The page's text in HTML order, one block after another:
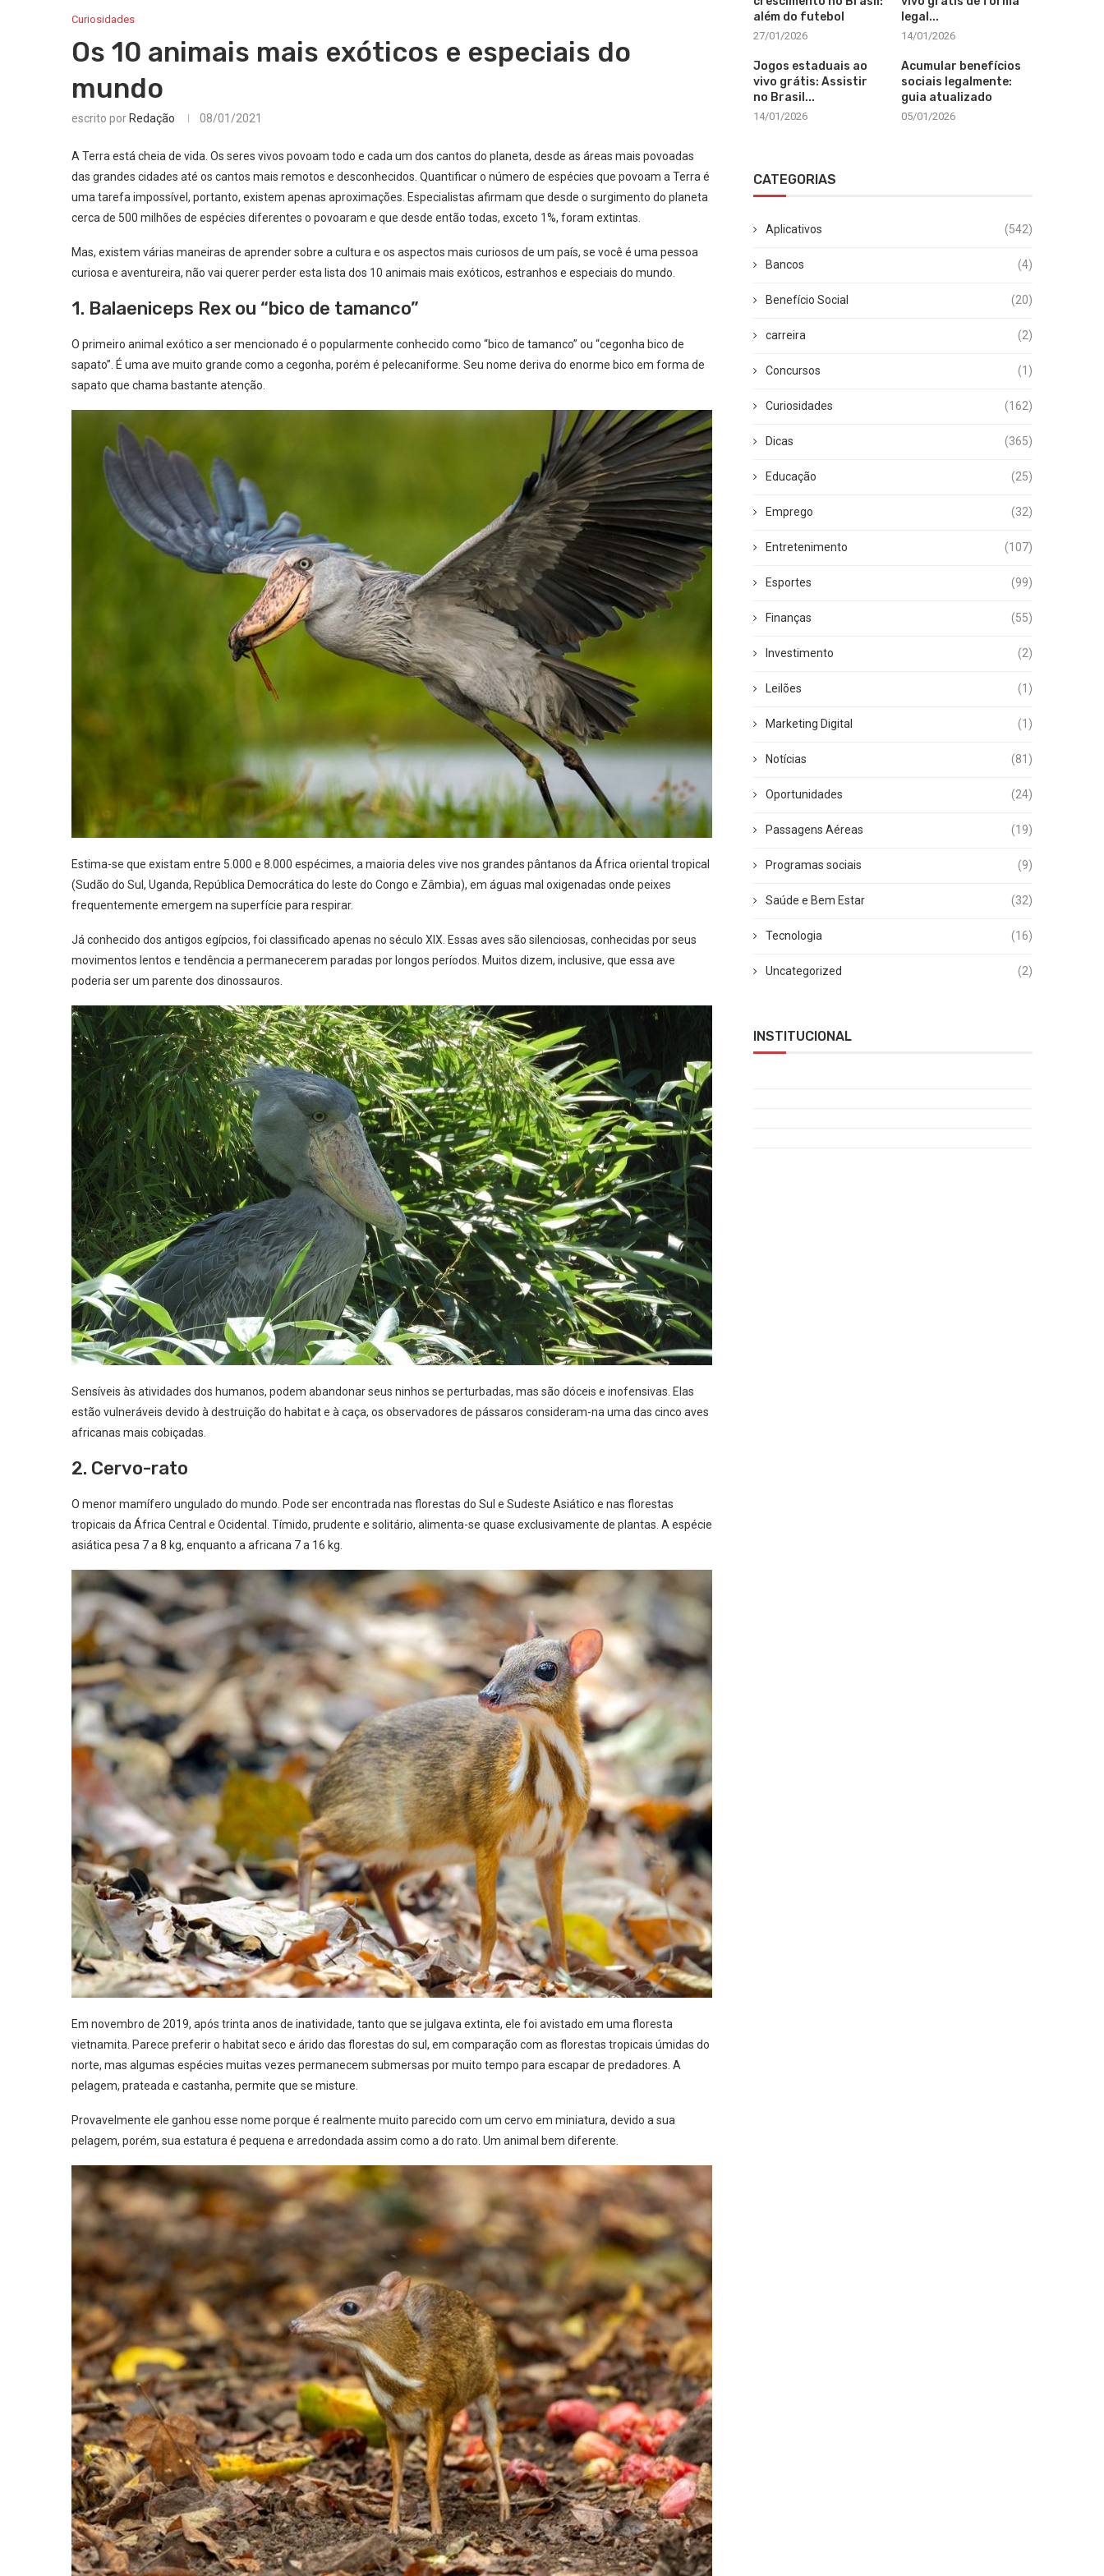
Curiosidades
Os 10 animais mais exóticos e especiais do
mundo
escrito por Redação 08/01/2021
A Terra está cheia de vida. Os seres vivos povoam todo e cada um dos cantos do planeta, desde as áreas mais povoadas
das grandes cidades até os cantos mais remotos e desconhecidos. Quantificar o número de espécies que povoam a Terra é
uma tarefa impossível, portanto, existem apenas aproximações. Especialistas afirmam que desde o surgimento do planeta
cerca de 500 milhões de espécies diferentes o povoaram e que desde então todas, exceto 1%, foram extintas.
Mas, existem várias maneiras de aprender sobre a cultura e os aspectos mais curiosos de um país, se você é uma pessoa
curiosa e aventureira, não vai querer perder esta lista dos 10 animais mais exóticos, estranhos e especiais do mundo.
1. Balaeniceps Rex ou “bico de tamanco”
O primeiro animal exótico a ser mencionado é o popularmente conhecido como “bico de tamanco” ou “cegonha bico de
sapato”. É uma ave muito grande como a cegonha, porém é pelecaniforme. Seu nome deriva do enorme bico em forma de
sapato que chama bastante atenção.
Estima-se que existam entre 5.000 e 8.000 espécimes, a maioria deles vive nos grandes pântanos da África oriental tropical
(Sudão do Sul, Uganda, República Democrática do leste do Congo e Zâmbia), em águas mal oxigenadas onde peixes
frequentemente emergem na superfície para respirar.
Já conhecido dos antigos egípcios, foi classificado apenas no século XIX. Essas aves são silenciosas, conhecidas por seus
movimentos lentos e tendência a permanecerem paradas por longos períodos. Muitos dizem, inclusive, que essa ave
poderia ser um parente dos dinossauros.
Sensíveis às atividades dos humanos, podem abandonar seus ninhos se perturbadas, mas são dóceis e inofensivas. Elas
estão vulneráveis devido à destruição do habitat e à caça, os observadores de pássaros consideram-na uma das cinco aves
africanas mais cobiçadas.
2. Cervo-rato
O menor mamífero ungulado do mundo. Pode ser encontrada nas florestas do Sul e Sudeste Asiático e nas florestas
tropicais da África Central e Ocidental. Tímido, prudente e solitário, alimenta-se quase exclusivamente de plantas. A espécie
asiática pesa 7 a 8 kg, enquanto a africana 7 a 16 kg.
Em novembro de 2019, após trinta anos de inatividade, tanto que se julgava extinta, ele foi avistado em uma floresta
vietnamita. Parece preferir o habitat seco e árido das florestas do sul, em comparação com as florestas tropicais úmidas do
norte, mas algumas espécies muitas vezes permanecem submersas por muito tempo para escapar de predadores. A
pelagem, prateada e castanha, permite que se misture.
Provavelmente ele ganhou esse nome porque é realmente muito parecido com um cervo em miniatura, devido a sua
pelagem, porém, sua estatura é pequena e arredondada assim como a do rato. Um animal bem diferente.
além do futebol
27/01/2026
legal...
14/01/2026
Jogos estaduais ao
vivo grátis: Assistir
no Brasil...
14/01/2026
Acumular benefícios
sociais legalmente:
guia atualizado
05/01/2026
CATEGORIAS
Aplicativos (542)
Bancos (4)
Benefício Social (20)
carreira (2)
Concursos (1)
Curiosidades (162)
Dicas (365)
Educação (25)
Emprego (32)
Entretenimento (107)
Esportes (99)
Finanças (55)
Investimento (2)
Leilões (1)
Marketing Digital (1)
Notícias (81)
Oportunidades (24)
Passagens Aéreas (19)
Programas sociais (9)
Saúde e Bem Estar (32)
Tecnologia (16)
Uncategorized (2)
INSTITUCIONAL